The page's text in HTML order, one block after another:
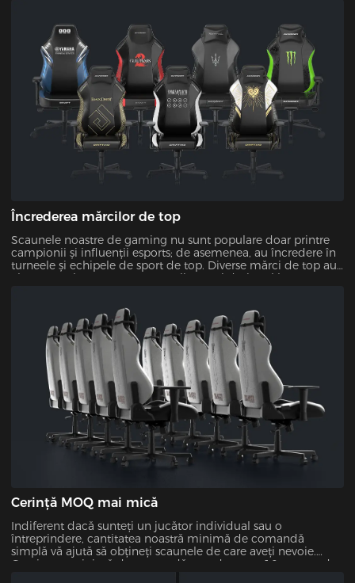
Încrederea mărcilor de top
Scaunele noastre de gaming nu sunt populare doar printre
campionii și influenții esports; de asemenea, au încredere în
turneele și echipele de sport de top. Diverse mărci de top au
ales scaunele noastre pentru calitatea și designul lor,
Cerință MOQ mai mică
Indiferent dacă sunteți un jucător individual sau o
întreprindere, cantitatea noastră minimă de comandă
simplă vă ajută să obțineți scaunele de care aveți nevoie.
Cantitatea minimă de comandă este de peste 10 scaune de